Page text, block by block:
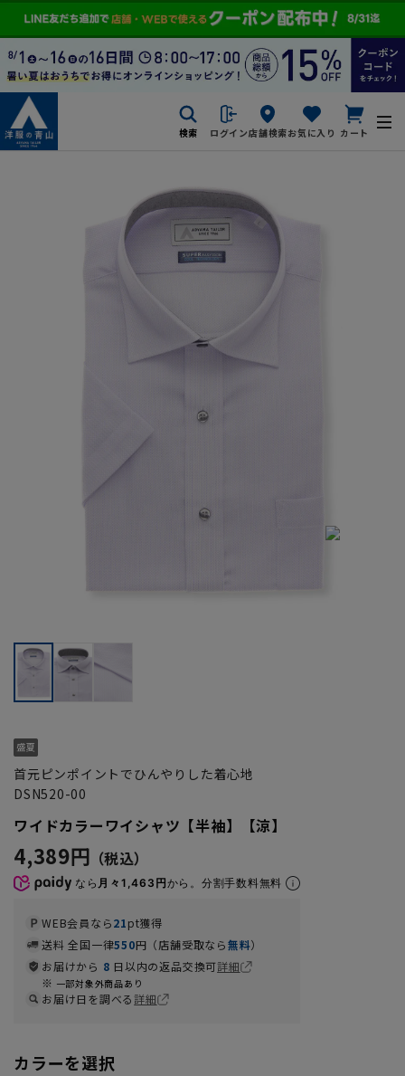
検索 ログイン店舗検索お気に入り カート
首元ピンポイントでひんやりした着心地
DSN520-00
ワイドカラーワイシャツ【半袖】【涼】
4,389円
なら 月々1,463円から。分割手数料無料
WEB会員なら21pt獲得
送料 全国一律550円（店舗受取なら無料）
お届けから 8 日以内の返品交換可詳細
一部対象外商品あり
お届け日を調べる詳細
カラーを選択